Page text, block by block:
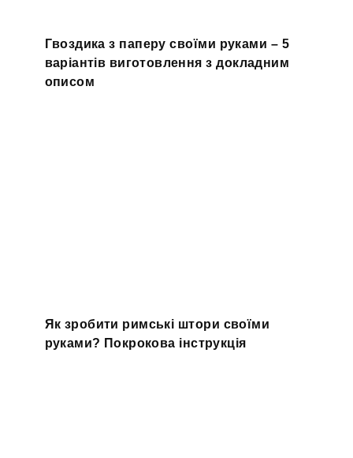
Гвоздика з паперу своїми руками – 5
варіантів виготовлення з докладним
описом
Як зробити римські штори своїми
руками? Покрокова інструкція